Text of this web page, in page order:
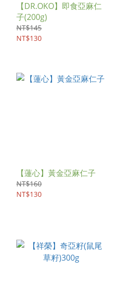
【DR.OKO】即食亞麻仁
子(200g)
NT$145
NT$130
【蓮心】黃金亞麻仁子
NT$160
NT$130